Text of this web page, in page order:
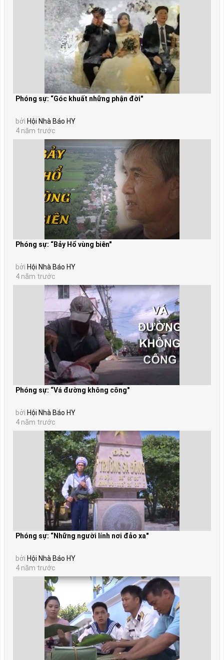
Phóng sự: “Góc khuất những phận đời"
bởi Hội Nhà Báo HY
4 năm trước
Phóng sự: “Bảy Hổ vùng biên"
bởi Hội Nhà Báo HY
4 năm trước
Phóng sự: “Vá đường không công"
bởi Hội Nhà Báo HY
4 năm trước
Phóng sự: “Những người lính nơi đảo xa"
bởi Hội Nhà Báo HY
4 năm trước